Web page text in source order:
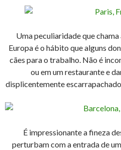
Uma peculiaridade que
Europa é o hábito que alguns
cães para o trabalho. Não é
ou em um restaurante e
displicentemente
É impressionante a fineza
perturbam com a entrada de